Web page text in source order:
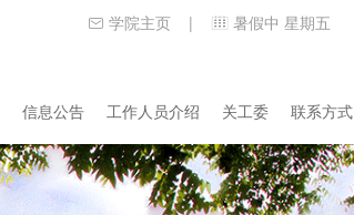
学院主页 | 暑假中 星期五
信息公告 工作人员介绍 关工委 联系方式